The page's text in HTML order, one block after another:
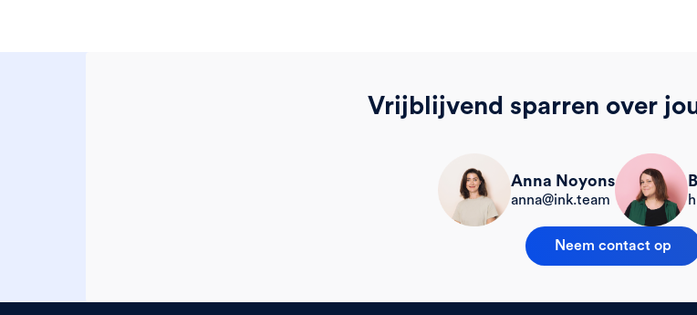
Vrijblijvend sparren over
Anna Noyons
anna@ink.team
Neem contact op